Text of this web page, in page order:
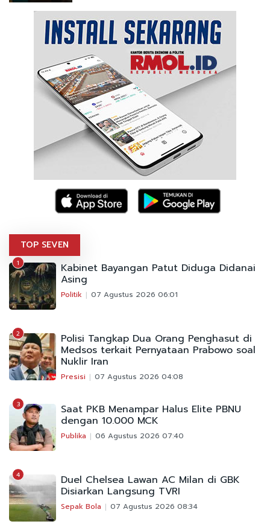
TOP SEVEN
1 Kabinet Bayangan Patut Diduga Didanai
Asing
Politik 07 Agustus 2026 06:01
2 Polisi Tangkap Dua Orang Penghasut di
Medsos terkait Pernyataan Prabowo soal
Nuklir Iran
Presisi 07 Agustus 2026 04:08
3 Saat PKB Menampar Halus Elite PBNU
dengan 10.000 MCK
Publika 06 Agustus 2026 07:40
4 Duel Chelsea Lawan AC Milan di GBK
Disiarkan Langsung TVRI
Sepak Bola 07 Agustus 2026 08:34